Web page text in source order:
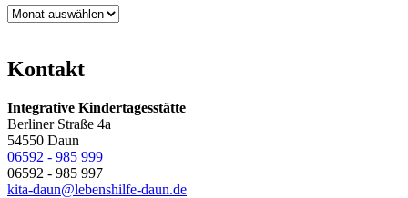
Archiv
Kontakt
Integrative Kindertagesstätte
Berliner Straße 4a
54550 Daun
06592 - 985 999
06592 - 985 997
kita-daun@lebenshilfe-daun.de